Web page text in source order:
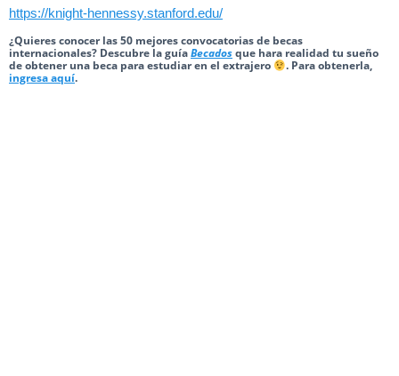
https://knight-hennessy.stanford.edu/
¿Quieres conocer las 50 mejores convocatorias de becas
internacionales? Descubre la guíaBecadosque hara realidad tu sueño
de obtener una beca para estudiar en el extrajero
. Para obtenerla,
ingresa aquí.